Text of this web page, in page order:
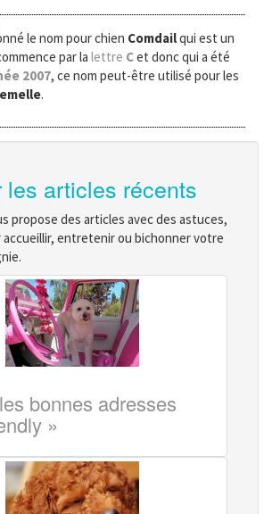
le nom pour chien Comdailqui est un
par la lettre Cet donc qui a été
2007, ce nom peut-être utilisé pour les
.
les articles récents
propose des articles avec des astuces,
accueillir, entretenir ou bichonner votre
bonnes adresses
»